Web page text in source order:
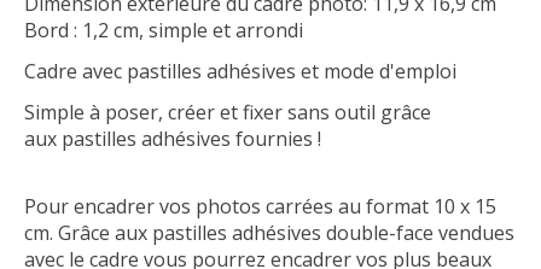
Bord : 1,2 cm, simple et arrondi
Cadre avec pastilles adhésives et mode d'emploi
Simple à poser, créer et fixer sans outil grâce
aux pastilles adhésives fournies !
Pour encadrer vos photos carrées au format 10 x 15
cm. Grâce aux pastilles adhésives double-face vendues
avec le cadre vous pourrez encadrer vos plus beaux